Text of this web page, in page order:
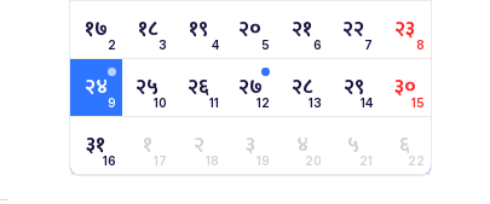
१७2 १८3 १९ 4 २०5 २१6 २२7 २३8
२४9 २५10 २६11 २७12 २८13 २९14 ३०15
३१16 १17 २18 ३19 ४20 ५21 ६22